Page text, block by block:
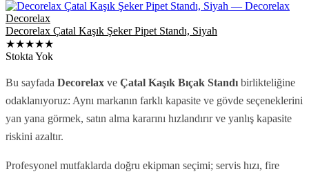
Decorelax
Decorelax Çatal Kaşık Şeker Pipet Standı, Siyah
★★★★★
Stokta Yok
Bu sayfada Decorelax ve Çatal Kaşık Bıçak Standı birlikteliğine
odaklanıyoruz: Aynı markanın farklı kapasite ve gövde seçeneklerini
yan yana görmek, satın alma kararını hızlandırır ve yanlış kapasite
riskini azaltır.
Profesyonel mutfaklarda doğru ekipman seçimi; servis hızı, fire